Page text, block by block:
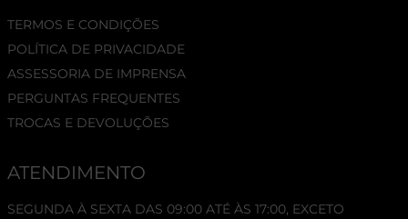
TERMOS E CONDIÇÕES
POLÍTICA DE PRIVACIDADE
ASSESSORIA DE IMPRENSA
PERGUNTAS FREQUENTES
TROCAS E DEVOLUÇÕES
ATENDIMENTO
SEGUNDA À SEXTA DAS 09:00 ATÉ ÀS 17:00, EXCETO